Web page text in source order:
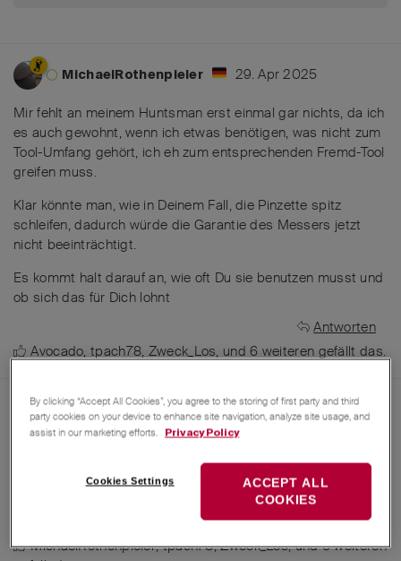
MichaelRothenpieler 29. Apr 2025
Mir fehlt an meinem Huntsman erst einmal gar nichts, da ich
es auch gewohnt, wenn ich etwas benötigen, was nicht zum
Tool-Umfang gehört, ich eh zum entsprechenden Fremd-Tool
greifen muss.
Klar könnte man, wie in Deinem Fall, die Pinzette spitz
schleifen, dadurch würde die Garantie des Messers jetzt
nicht beeinträchtigt.
Es kommt halt darauf an, wie oft Du sie benutzen musst und
ob sich das für Dich lohnt
Antworten
Avocado,tpach78, Zweck_Los, und6 weiteren gefällt das.
Avocado 29. Apr 2025
den Wenger Modellen zur Hilfe für Uhrmacher
Antworten
auf diesen Beitrag geantwortet.
MichaelRothenpieler,tpach78,Zweck_Los, und6weiteren
By clicking “Accept All Cookies”, you agree to the storing of first party and third
party cookies on your device to enhance site navigation, analyze site usage, and
assist in our marketing efforts.
Privacy Policy
Cookies Settings
ACCEPT ALL
COOKIES